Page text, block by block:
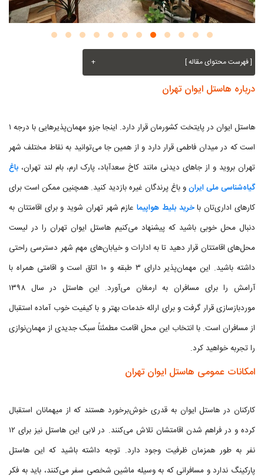
[ فهرست محتوای مقاله ] +
درباره هاستل ایوان تهران
هاستل ایوان در پایتخت کشورمان قرار دارد. اینجا جزو مهمان‌پذیرهایی با درجه ۱
است که در میدان فاطمی قرار دارد و از همین جا می‌توانید به نقاط مختلف شهر
تهران بروید و از جاهای دیدنی مانند کاخ سعدآباد، پارک ارم، بام لند تهران، باغ
گیاه‌شناسی ملی ایرانو باغ پرندگان غیره بازدید کنید. همچنین ممکن است برای
کارهای اداری‌تان باخرید بلیط هواپیماعازم شهر تهران شوید و برای اقامتتان به
دنبال محل خوبی باشید که پیشنهاد می‌کنیم هاستل ایوان تهران را در لیست
محل‌های اقامتتان قرار دهید تا به ادارات و خیابان‌های مهم شهر دسترسی راحتی
داشته باشید. این مهمان‌پذیر دارای ۳ طبقه و ۱۰ اتاق است و اقامتی همراه با
آرامش را برای مسافران به ارمغان می‌آورد. این هاستل در سال ۱۳۹۸
موردبازسازی قرار گرفت و برای ارائه خدمات بهتر و با کیفیت خوب آماده استقبال
از مسافران است. با انتخاب این محل اقامت مطمئناً سبک جدیدی از مهمان‌نوازی
را تجربه خواهید کرد.
امکانات عمومی هاستل ایوان تهران
کارکنان در هاستل ایوان به قدری خوش‌برخورد هستند که از میهمانان استقبال
کرده و در فراهم شدن اقامتشان تلاش می‌کنند. در لابی این هاستل نیز برای ۱۲
نفر به طور همزمان ظرفیت وجود دارد. توجه داشته باشید که این هاستل
پارکینگ ندارد و مسافرانی که به وسیله ماشین شخصی سفر می‌کنند، باید به فکر